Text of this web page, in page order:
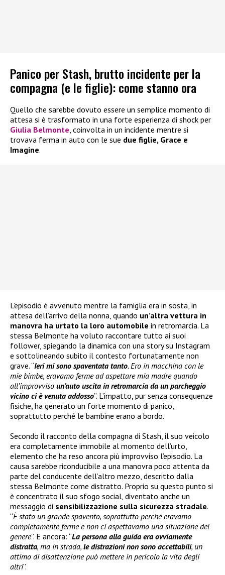
Panico per Stash, brutto incidente per la
compagna (e le figlie): come stanno ora
Quello che sarebbe dovuto essere un semplice momento di
attesa si è trasformato in una forte esperienza di shock per
Giulia Belmonte , coinvolta in un incidente mentre si
trovava ferma in auto con le sue due figlie, Grace e
Imagine.
L’episodio è avvenuto mentre la famiglia era in sosta, in
attesa dell’arrivo della nonna, quando un’altra vettura in
manovra ha urtato la loro automobile in retromarcia. La
stessa Belmonte ha voluto raccontare tutto ai suoi
follower, spiegando la dinamica con una story su Instagram
e sottolineando subito il contesto fortunatamente non
grave. “Ieri mi sono spaventata tanto. Ero in macchina con le
mie bimbe, eravamo ferme ad aspettare mia madre quando
all’improvviso un’auto uscita in retromarcia da un parcheggio
vicino ci è venuta addosso”. L’impatto, pur senza conseguenze
fisiche, ha generato un forte momento di panico,
soprattutto perché le bambine erano a bordo.
Secondo il racconto della compagna di Stash, il suo veicolo
era completamente immobile al momento dell’urto,
elemento che ha reso ancora più improvviso l’episodio. La
causa sarebbe riconducibile a una manovra poco attenta da
parte del conducente dell’altro mezzo, descritto dalla
stessa Belmonte come distratto. Proprio su questo punto si
è concentrato il suo sfogo social, diventato anche un
messaggio di sensibilizzazione sulla sicurezza stradale.
“È stato un grande spavento, soprattutto perché eravamo
completamente ferme e non ci aspettavamo una situazione del
genere”. E ancora: “La persona alla guida era ovviamente
distratta, ma in strada, le distrazioni non sono accettabili, un
attimo di disattenzione può mettere in pericolo la vita degli
altri”.